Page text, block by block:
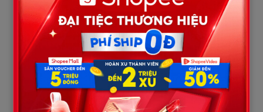
ĐẦY MÁU VÀ HOA
Ngày tôi chuyển dạ cũng chính là ngày kỷ niệm 30 năm thành lập
tập đoàn của gia đình chồng. Một buổi tiệc linh đình được tổ
chức tại khách sạn 5 sao với sự góp mặt của hàng trăm đối tác
lớn. Huy định lén chuồn đi sớm để đưa Vy đi mua sắm, nhưng tôi
đã chọn đúng khoảnh khắc anh ta chuẩn bị bước ra cửa để “vỡ
ối” giả.